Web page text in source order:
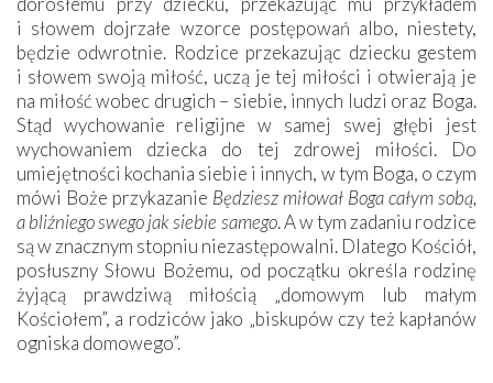
i słowem dojrzałe wzorce postępowań albo, niestety,
będzie odwrotnie. Rodzice przekazując dziecku gestem
i słowem swoją miłość, uczą je tej miłości i otwierają je
na miłość wobec drugich – siebie, innych ludzi oraz Boga.
Stąd wychowanie religijne w samej swej głębi jest
wychowaniem dziecka do tej zdrowej miłości. Do
umiejętności kochania siebie i innych, w tym Boga, o czym
mówi Boże przykazanie Będziesz miłował Boga całym sobą,
a bliźniego swego jak siebie samego. A w tym ­zadaniu rodzice
są w znacznym stopniu niezastępowalni. Dlatego Kościół,
posłuszny Słowu Bożemu, od początku określa rodzinę
żyjącą prawdziwą miłością „domowym lub małym
Kościołem”, a rodziców jako „biskupów czy też kapłanów
ogniska domowego”.